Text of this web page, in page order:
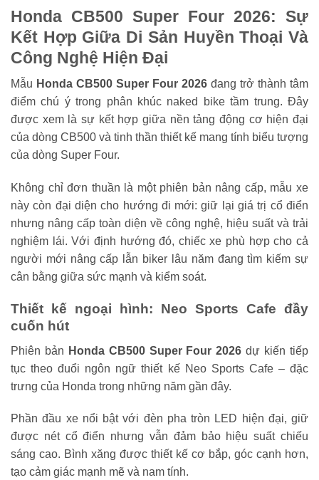
Honda CB500 Super Four 2026: Sự
Kết Hợp Giữa Di Sản Huyền Thoại Và
Công Nghệ Hiện Đại
Mẫu Honda CB500 Super Four 2026 đang trở thành tâm
điểm chú ý trong phân khúc naked bike tầm trung. Đây
được xem là sự kết hợp giữa nền tảng động cơ hiện đại
của dòng CB500 và tinh thần thiết kế mang tính biểu tượng
của dòng Super Four.
Không chỉ đơn thuần là một phiên bản nâng cấp, mẫu xe
này còn đại diện cho hướng đi mới: giữ lại giá trị cổ điển
nhưng nâng cấp toàn diện về công nghệ, hiệu suất và trải
nghiệm lái. Với định hướng đó, chiếc xe phù hợp cho cả
người mới nâng cấp lẫn biker lâu năm đang tìm kiếm sự
cân bằng giữa sức mạnh và kiểm soát.
Thiết kế ngoại hình: Neo Sports Cafe đầy
cuốn hút
Phiên bản Honda CB500 Super Four 2026dự kiến tiếp
tục theo đuổi ngôn ngữ thiết kế Neo Sports Cafe – đặc
trưng của Honda trong những năm gần đây.
Phần đầu xe nổi bật với đèn pha tròn LED hiện đại, giữ
được nét cổ điển nhưng vẫn đảm bảo hiệu suất chiếu
sáng cao. Bình xăng được thiết kế cơ bắp, góc cạnh hơn,
tạo cảm giác mạnh mẽ và nam tính.